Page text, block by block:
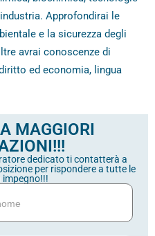
Approfondirai le
e la sicurezza degli
avrai conoscenze di
ed economia, lingua
MAGGIORI
dedicato ti contatterà a
per rispondere a tutte le
impegno!!!